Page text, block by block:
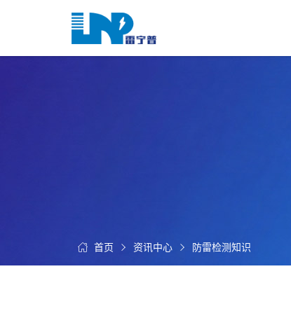
首页 资讯中心 防雷检测知识
站
心